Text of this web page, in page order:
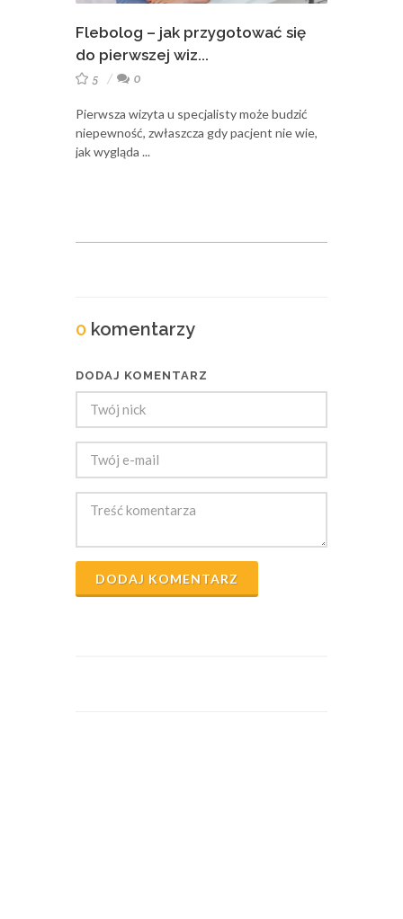
Flebolog – jak przygotować się
do pierwszej wiz...
5 0
Pierwsza wizyta u specjalisty może budzić
niepewność, zwłaszcza gdy pacjent nie wie,
jak wygląda ...
0 komentarzy
DODAJ KOMENTARZ
DODAJ KOMENTARZ